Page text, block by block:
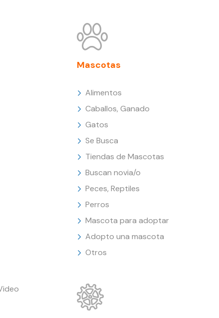
Mascotas
Alimentos
Caballos, Ganado
Gatos
Se Busca
Tiendas de Mascotas
Buscan novia/o
Peces, Reptiles
Perros
Mascota para adoptar
Adopto una mascota
Otros